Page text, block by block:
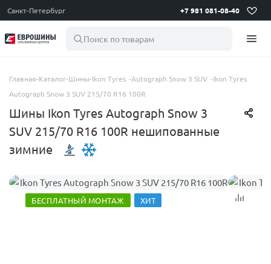
Санкт-Петербург +7 981 081-08-40
Поиск по товарам
Главная-Каталог-Шины-Ikon Tyres -Autograph Snow 3 SUV -Ikon Tyres
Autograph Snow 3 SUV 215/70 R16 100R
Шины Ikon Tyres Autograph Snow 3
SUV 215/70 R16 100R нешипованные
зимние
БЕСПЛАТНЫЙ МОНТАЖ ХИТ